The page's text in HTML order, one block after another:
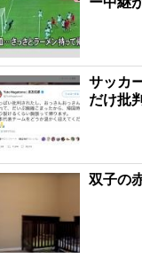
サッカ
だけ批
双子の